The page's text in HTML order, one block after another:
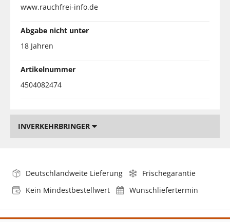
www.rauchfrei-info.de
Abgabe nicht unter
18 Jahren
Artikelnummer
4504082474
INVERKEHRBRINGER
Deutschlandweite Lieferung
Frischegarantie
Kein Mindestbestellwert
Wunschliefertermin